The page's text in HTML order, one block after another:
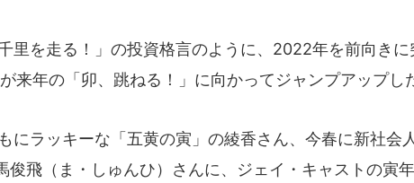
里を走る！」の投資格言のように、2022年を前向きに
来年の「卯、跳ねる！」に向かってジャンプアップし
にラッキーな「五黄の寅」の綾香さん、今春に新社会
俊飛（ま・しゅんひ）さんに、ジェイ・キャストの寅